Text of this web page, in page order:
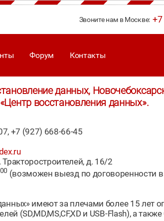
Звоните нам в Москве:
Форум Контакты
данных,
«Центр восстановления данных».
+7 (927) 668-66-45
д. 16/2
00 (возможен выезд по договоренности
имеют за плечами более 15 лет
(SD,MD,MS,CF,XD и USB-Flash), а